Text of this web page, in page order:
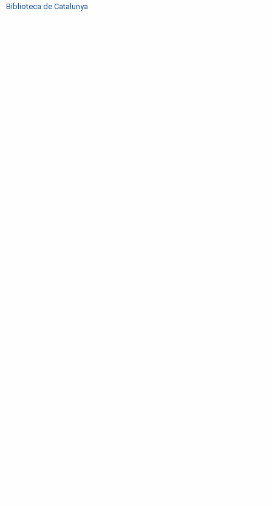
Biblioteca de Catalunya